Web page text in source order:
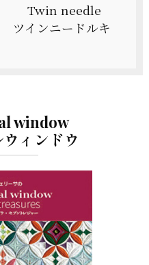
needle
ニードルキ
window
ィンドウ